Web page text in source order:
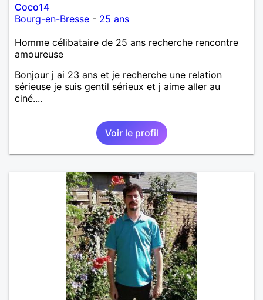
Coco14
Bourg-en-Bresse - 25 ans
Homme célibataire de 25 ans recherche rencontre
amoureuse
Bonjour j ai 23 ans et je recherche une relation
sérieuse je suis gentil sérieux et j aime aller au
ciné....
Voir le profil